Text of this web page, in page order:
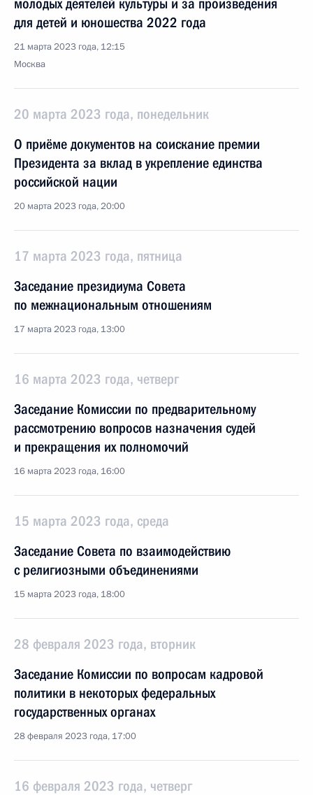
молодых деятелей культуры и за произведения
для детей и юношества 2022 года
21 марта 2023 года, 12:15
Москва
20 марта 2023 года, понедельник
О приёме документов на соискание премии
Президента за вклад в укрепление единства
российской нации
20 марта 2023 года, 20:00
17 марта 2023 года, пятница
Заседание президиума Совета
по межнациональным отношениям
17 марта 2023 года, 13:00
16 марта 2023 года, четверг
Заседание Комиссии по предварительному
рассмотрению вопросов назначения судей
и прекращения их полномочий
16 марта 2023 года, 16:00
15 марта 2023 года, среда
Заседание Совета по взаимодействию
с религиозными объединениями
15 марта 2023 года, 18:00
28 февраля 2023 года, вторник
Заседание Комиссии по вопросам кадровой
политики в некоторых федеральных
государственных органах
28 февраля 2023 года, 17:00
16 февраля 2023 года, четверг